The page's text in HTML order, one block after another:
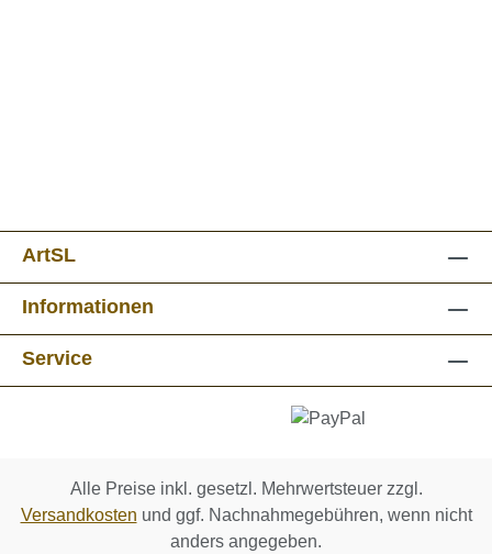
ArtSL
Informationen
Service
Alle Preise inkl. gesetzl. Mehrwertsteuer zzgl.
Versandkosten und ggf. Nachnahmegebühren, wenn nicht
anders angegeben.